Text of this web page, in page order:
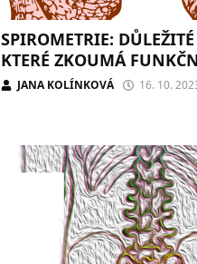
SPIROMETRIE:
KTERÉ ZKOUMÁ
JANA KOLÍNKOVÁ 16. 10.